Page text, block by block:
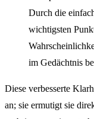
Durch die
wichtigsten
im Gedächtnis
Diese verbesserte
an; sie ermutigt sie